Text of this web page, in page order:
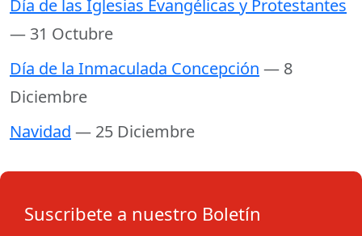
Día de las Iglesias Evangélicas y Protestantes
— 31 Octubre
Día de la Inmaculada Concepción — 8
Diciembre
Navidad — 25 Diciembre
Suscribete a nuestro Boletín